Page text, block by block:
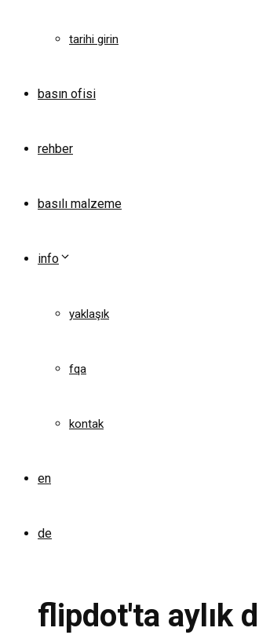
tarihi girin
basın ofisi
rehber
basılı malzeme
info
yaklaşık
fqa
kontak
en
de
flipdot'ta aylık